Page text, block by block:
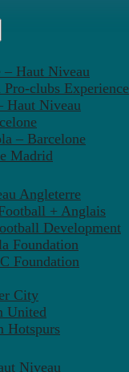
– Haut Niveau
Pro-clubs Experience
Haut Niveau
– Barcelone
Madrid
Angleterre
+ Anglais
Development
Foundation
Foundation
City
United
Hotspurs
Niveau